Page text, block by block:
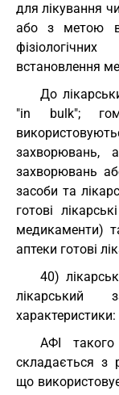
для лікування
або з метою
встановлення
До
"in bulk";
захворювань,
захворювань
засоби та
готові
медикаменти)
аптеки готові
40)
лікарський
характеристики:
АФІ
складається з
що